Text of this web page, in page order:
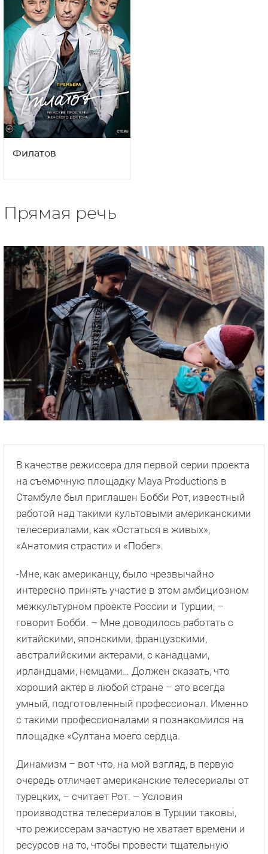
Филатов
Прямая речь
В качестве режиссера для первой серии проекта
на съемочную площадку Maya Productions в
Стамбуле был приглашен Бобби Рот, известный
работой над такими культовыми американскими
телесериалами, как «Остаться в живых»,
«Анатомия страсти» и «Побег».
-Мне, как американцу, было чрезвычайно
интересно принять участие в этом амбициозном
межкультурном проекте России и Турции, –
говорит Бобби. – Мне доводилось работать с
китайскими, японскими, французскими,
австралийскими актерами, с канадцами,
ирландцами, немцами… Должен сказать, что
хороший актер в любой стране – это всегда
умный, подготовленный профессионал. Именно
с такими профессионалами я познакомился на
площадке «Султана моего сердца.
Динамизм – вот что, на мой взгляд, в первую
очередь отличает американские телесериалы от
турецких, – считает Рот. – Условия
производства телесериалов в Турции таковы,
что режиссерам зачастую не хватает времени и
ресурсов на то, чтобы провести тщательную